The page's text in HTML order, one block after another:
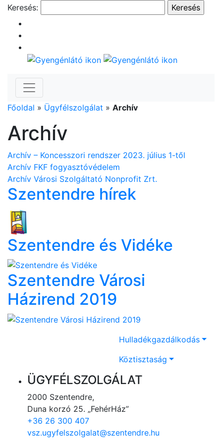
Keresés:
Főoldal » Ügyfélszolgálat » Archív
Archív
Archív – Koncesszori rendszer 2023. július 1-től
Archív FKF fogyasztóvédelem
Archív Városi Szolgáltató Nonprofit Zrt.
Szentendre hírek
Szentendre és Vidéke
Szentendre Városi
Házirend 2019
Hulladékgazdálkodás
Köztisztaság
ÜGYFÉLSZOLGÁLAT
2000 Szentendre,
Duna korzó 25. „FehérHáz”
+36 26 300 407
vsz.ugyfelszolgalat@szentendre.hu